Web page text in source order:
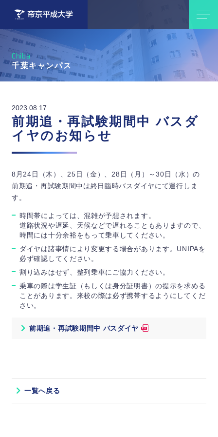
Chiba
千葉キャンパス
2023.08.17
前期追・再試験期間中 バスダ
イヤのお知らせ
8月24日（木）、25日（金）、28日（月）～30日（水）の
前期追・再試験期間中は終日臨時バスダイヤにて運行しま
す。
時間帯によっては、混雑が予想されます。
道路状況や遅延、天候などで遅れることもありますので、
時間には十分余裕をもって乗車してください。
ダイヤは諸事情により変更する場合があります。UNIPAを
必ず確認してください。
割り込みはせず、整列乗車にご協力ください。
乗車の際は学生証（もしくは身分証明書）の提示を求める
ことがあります。来校の際は必ず携帯するようにしてくだ
さい。
前期追・再試験期間中 バスダイヤ
一覧へ戻る